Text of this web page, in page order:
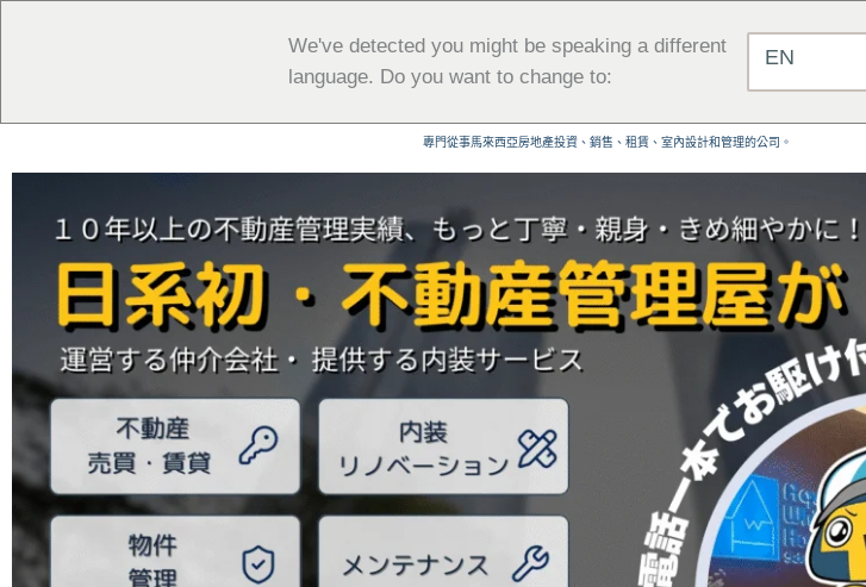
We've detected you might be speaking a different
language. Do you want to change to:
EN
容
專門從事馬來西亞房地產投資、銷售、租賃、室內設計和管理的公司。